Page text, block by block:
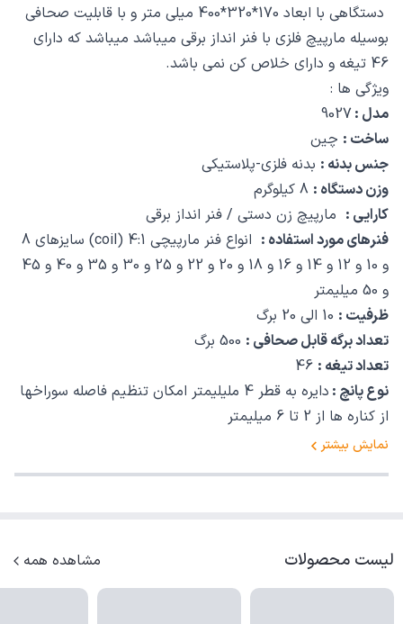
دستگاهی با ابعاد 170*320*400 میلی متر و با قابلیت صحافی
بوسیله مارپیچ فلزی با فنر انداز برقی میباشد میباشد که دارای
46 تیغه و دارای خلاص کن نمی باشد.
ویژگی ها :
مدل :9027
ساخت : چین
جنس بدنه : بدنه فلزی-پلاستیکی
وزن دستگاه :
کارایی : مارپیچ زن دستی / فنر انداز برقی
فنرهای مورد استفاده :
انواع فنر مارپیچی 4:1 (coil) سایزهای 8
و 10 و 12 و 14 و 16 و 18 و 20 و 22 و 25 و 30 و 35 و 40 و 45
و 50 میلیمتر
ظرفیت :
تعداد برگه قابل صحافی :
تعداد تیغه :
نوع پانچ :
دایره به قطر 4 ملیلیمتر امکان تنظیم فاصله سوراخها
از کناره ها از 2 تا 6 میلیمتر
نمایش بیشتر
لیست محصولات مشاهده همه